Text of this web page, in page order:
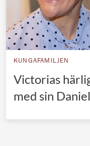
KUNGAFAMILJEN
Victorias
med sin Daniel